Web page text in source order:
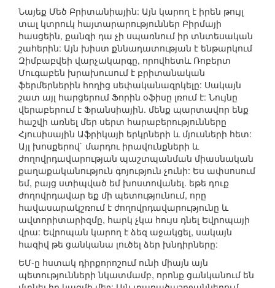
Նայեք Մեծ Բրիտանիային: Այն կարող է իրեն թույլ
տալ կտրուկ հայտարարություններ Բիրմայի
հասցեին, քանզի դա չի սպառնում իր տնտեսական
շահերին: Այն խիստ քննադատության է ենթարկում
Զիմբաբվեի վարչակարգը, որովհետև Ռոբերտ
Մուգաբեն խրախուսում է բրիտանական
ֆերմերներին հողից սեփականազրկելը: Սակայն
շատ այլ հարցերում Ֆորին օֆիսը լռում է: Նույնը
վերաբերում է Ֆրանսիային. մենք պարտավոր ենք
հաշվի առնել մեր սերտ հարաբերությունները
Հյուսիսային Աֆրիկայի երկրների և մյուսների հետ:
Այլ խոսքերով` մարդու իրավունքների և
ժողովրդավարության պաշտպանման միասնական
քաղաքականություն գոյություն չունի: Ես ափսոսում
եմ, բայց ստիպված եմ խոստովանել. եթե դուք
ժողովրդավար եք մի պետությունում, որը
հավասարակշռում է ժողովրդավարությունը և
ավտորիտարիզմը, հարկ չկա հույս դնել Եվրոպայի
վրա: Եվրոպան կարող է ձեզ աջակցել, սակայն
հազիվ թե ցանկանա լուծել ձեր խնդիրները:
ԵՄ-ը հստակ դիրքորոշում ունի միայն այն
պետությունների նկատմամբ, որոնք ցանկանում են